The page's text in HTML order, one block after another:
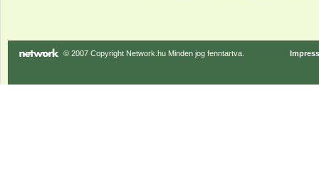
© 2007 Copyright Network.hu Minden jog fenntartva.